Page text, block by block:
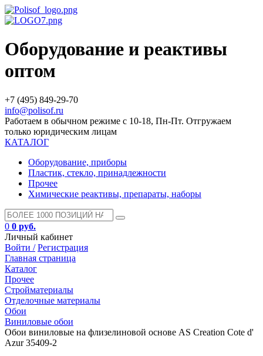
Оборудование и реактивы
оптом
+7 (495) 849-29-70
info@polisof.ru
Работаем в обычном режиме с 10-18, Пн-Пт. Отгружаем
только юридическим лицам
КАТАЛОГ
Оборудование, приборы
Пластик, стекло, принадлежности
Прочее
Химические реактивы, препараты, наборы
0 0 руб.
Личный кабинет
Войти / Регистрация
Главная страница
Каталог
Прочее
Стройматериалы
Отделочные материалы
Обои
Виниловые обои
Обои виниловые на флизелиновой основе AS Creation Cote d'
Azur 35409-2